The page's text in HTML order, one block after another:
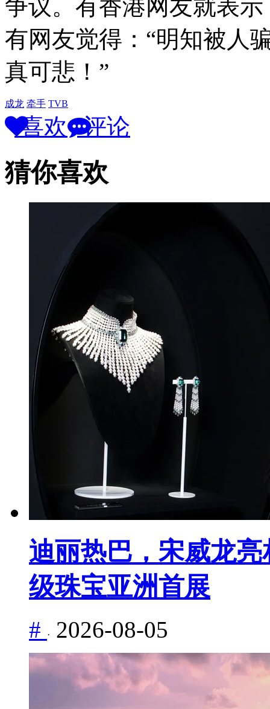
争议。有香港网友就表
有网友觉得：“明知被人
真可悲！”
成龙 牵手 TVB
喜欢 评论
猜你喜欢
迪丽热巴，宋威龙
级珠宝亚洲首展
# · 2026-08-05